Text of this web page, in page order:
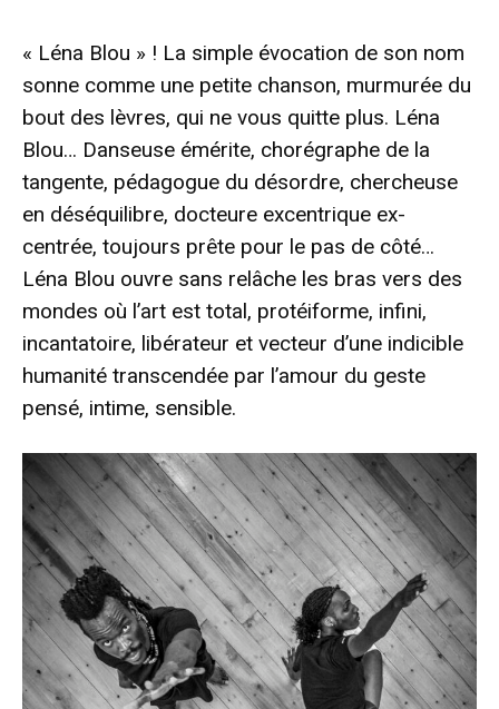
« Léna Blou » ! La simple évocation de son nom
sonne comme une petite chanson, murmurée du
bout des lèvres, qui ne vous quitte plus. Léna
Blou… Danseuse émérite, chorégraphe de la
tangente, pédagogue du désordre, chercheuse
en déséquilibre, docteure excentrique ex-
centrée, toujours prête pour le pas de côté…
Léna Blou ouvre sans relâche les bras vers des
mondes où l’art est total, protéiforme, infini,
incantatoire, libérateur et vecteur d’une indicible
humanité transcendée par l’amour du geste
pensé, intime, sensible.